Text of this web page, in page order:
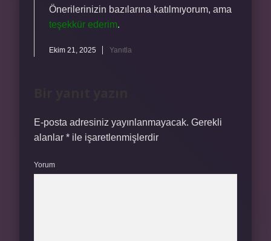
Önerilerinizin bazılarına katılmıyorum, ama
teşekkür ederim.
Ekim 21, 2025 Yanıtla
E-posta adresiniz yayınlanmayacak. Gerekli
alanlar * ile işaretlenmişlerdir
Yorum